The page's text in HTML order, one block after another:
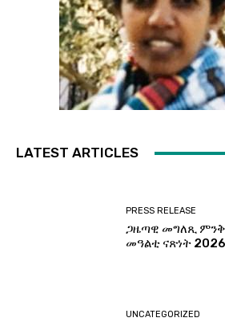
LATEST ARTICLES
PRESS RELEASE
ጋዜጣዊ መግለጺ
መዓልቲ ናጽነት 2026
UNCATEGORIZED